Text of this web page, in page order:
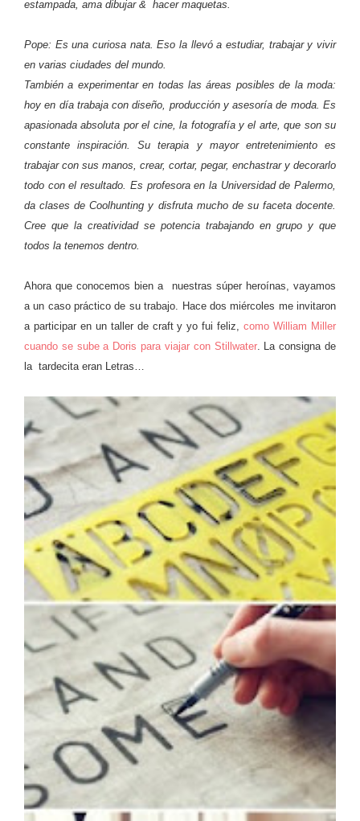
estampada, ama dibujar & hacer maquetas.
Pope: Es una curiosa nata. Eso la llevó a estudiar, trabajar y vivir
en varias ciudades del mundo.
También a experimentar en todas las áreas posibles de la moda:
hoy en día trabaja con diseño, producción y asesoría de moda. Es
apasionada absoluta por el cine, la fotografía y el arte, que son su
constante inspiración. Su terapia y mayor entretenimiento es
trabajar con sus manos, crear, cortar, pegar, enchastrar y decorarlo
todo con el resultado. Es profesora en la Universidad de Palermo,
da clases de Coolhunting y disfruta mucho de su faceta docente.
Cree que la creatividad se potencia trabajando en grupo y que
todos la tenemos dentro.
Ahora que conocemos bien a nuestras súper heroínas, vayamos
a un caso práctico de su trabajo. Hace dos miércoles me invitaron
a participar en un taller de craft y yo fui feliz,como William Miller
cuando se sube a Doris para viajar con Stillwater. La consigna de
la tardecita eran Letras…